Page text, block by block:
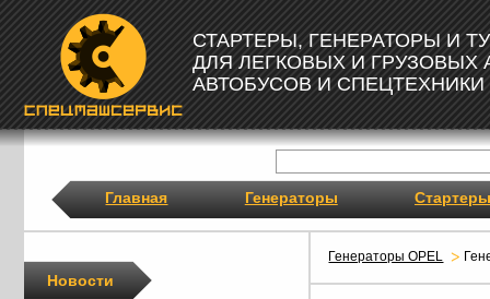
СТАРТЕРЫ, ГЕНЕРАТОРЫ И
ДЛЯ ЛЕГКОВЫХ И ГРУЗОВЫХ
АВТОБУСОВ И СПЕЦТЕХНИКИ
Главная Генераторы Стартеры
Генераторы OPEL
Новости